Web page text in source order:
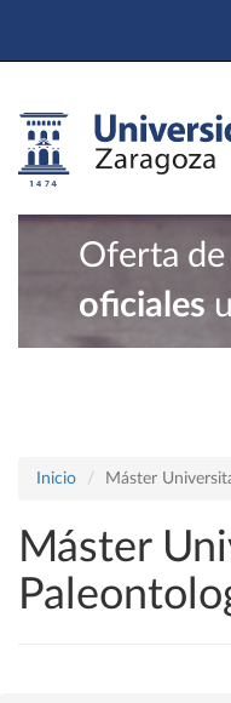
Oferta de
oficiales
Inicio Máster
Máster